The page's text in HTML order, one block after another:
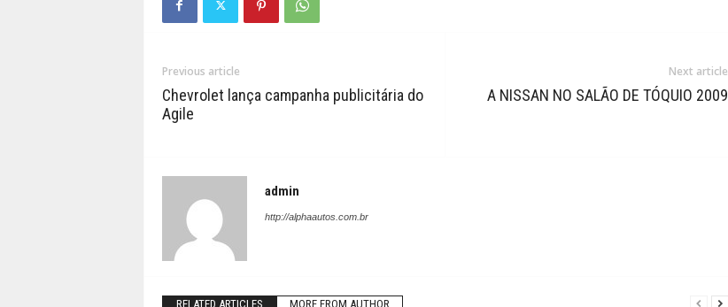
Previous article
Chevrolet lança campanha publicitária do
Agile
Next article
A NISSAN NO SALÃO DE TÓQUIO 2009
admin
http://alphaautos.com.br
RELATED ARTICLES MORE FROM AUTHOR